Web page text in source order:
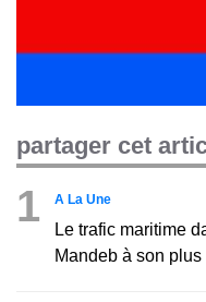
partager cet
1 A La Une
Le trafic maritime
Mandeb à son